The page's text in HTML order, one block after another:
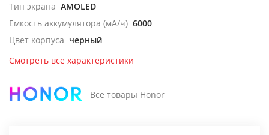
Тип экрана AMOLED
Емкость аккумулятора (мА/ч) 6000
Цвет корпуса черный
Смотреть все характеристики
Все товары Honor